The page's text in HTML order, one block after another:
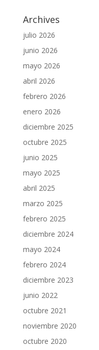
Archives
julio 2026
junio 2026
mayo 2026
abril 2026
febrero 2026
enero 2026
diciembre 2025
octubre 2025
junio 2025
mayo 2025
abril 2025
marzo 2025
febrero 2025
diciembre 2024
mayo 2024
febrero 2024
diciembre 2023
junio 2022
octubre 2021
noviembre 2020
octubre 2020